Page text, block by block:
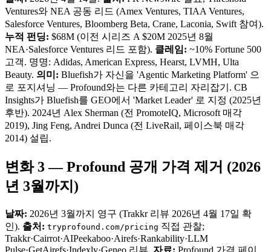
Ventures와 NEA 공동 리드 (Amex Ventures, TIAA Ventures,
Salesforce Ventures, Bloomberg Beta, Crane, Laconia, Swift 참여).
누적 펀딩: $68M (이전 시리즈 A $20M 2025년 8월
NEA·Salesforce Ventures 리드 포함). 클레임: ~10% Fortune 500
고객. 명명: Adidas, American Express, Hearst, LVMH, Ulta
Beauty. 의미: Bluefish가 자신을 'Agentic Marketing Platform' 으
로 포지셔닝 — Profound와는 다른 카테고리 자리잡기. CB
Insights가 Bluefish를 GEO에서 'Market Leader' 로 지정 (2025년
후반). 2024년 Alex Sherman (전 PromoteIQ, Microsoft 매각
2019), Jing Feng, Andrei Dunca (전 LiveRail, 페이스북 매각
2014) 설립.
변화 3 — Profound 공개 가격 제거 (2026
년 3월까지)
날짜: 2026년 3월까지 영구 (Trakkr 리뷰 2026년 4월 17일 확
인). 출처: tryprofound.com/pricing 직접 관찰;
Trakkr·Cairrot·AIPeekaboo·Airefs·Rankability·LLM